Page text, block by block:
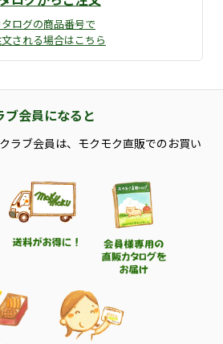
ログの商品番号で
される場合はこちら
会員になると
ラブ会員は、モクモク直販でのお買い